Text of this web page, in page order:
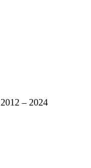
– 2024